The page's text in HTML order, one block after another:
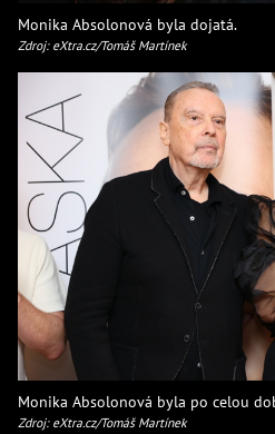
Monika Absolonová byla dojatá.
Zdroj: eXtra.cz/Tomáš Martínek
Monika Absolonová byla po celou
Zdroj: eXtra.cz/Tomáš Martínek